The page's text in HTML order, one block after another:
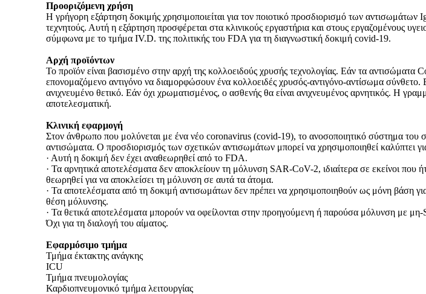
Προοριζόμενη χρήση
Η γρήγορη εξάρτηση δοκιμής χρησιμοποιείται για τον ποιοτικό προσδιορισμό των
τεχνητούς. Αυτή η εξάρτηση προσφέρεται στα κλινικούς εργαστήρια και στους εργαζομένους
σύμφωνα με το τμήμα IV.D. της πολιτικής του FDA για τη διαγνωστική δοκιμή covid-19.
Αρχή προϊόντων
Το προϊόν είναι βασισμένο στην αρχή της κολλοειδούς χρυσής τεχνολογίας. Εάν τα
επονομαζόμενο αντιγόνο να διαμορφώσουν ένα κολλοειδές χρυσός-αντιγόνο-αντίσωμα
ανιχνευμένο θετικό. Εάν όχι χρωματισμένος, ο ασθενής θα είναι ανιχνευμένος αρνητικός. Η
αποτελεσματική.
Κλινική εφαρμογή
Στον άνθρωπο που μολύνεται με ένα νέο coronavirus (covid-19), το ανοσοποιητικό σύστημα του
αντισώματα. Ο προσδιορισμός των σχετικών αντισωμάτων μπορεί να χρησιμοποιηθεί καλύπτει
· Αυτή η δοκιμή δεν έχει αναθεωρηθεί από το FDA.
· Τα αρνητικά αποτελέσματα δεν αποκλείουν τη μόλυνση SAR-CoV-2, ιδιαίτερα σε εκείνοι
θεωρηθεί για να αποκλείσει τη μόλυνση σε αυτά τα άτομα.
· Τα αποτελέσματα από τη δοκιμή αντισωμάτων δεν πρέπει να χρησιμοποιηθούν ως μόνη βάση
θέση μόλυνσης.
· Τα θετικά αποτελέσματα μπορούν να οφείλονται στην προηγούμενη ή παρούσα μόλυνση
Όχι για τη διαλογή του αίματος.
Εφαρμόσιμο τμήμα
Τμήμα έκτακτης ανάγκης
ICU
Τμήμα πνευμολογίας
Καρδιοπνευμονικό τμήμα λειτουργίας